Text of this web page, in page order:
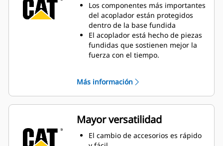
Los componentes más importantes
del acoplador están protegidos
dentro de la base fundida
El acoplador está hecho de piezas
fundidas que sostienen mejor la
fuerza con el tiempo.
el desgaste excesivo.
La baja altura de la estructura
mantiene una fuerza de
desprendimiento consistente.
La cuña de traba de servicio
pesado mantiene los accesorios
Más información
Mayor versatilidad
El cambio de accesorios es rápido